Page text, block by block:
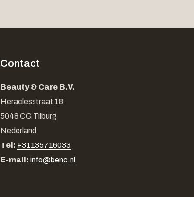
Contact
Beauty & Care B.V.
Heraclesstraat 18
5048 CG Tilburg
Nederland
Tel: +31135716033
E-mail: info@benc.nl